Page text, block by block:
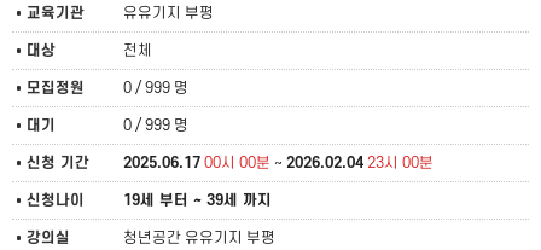
교육기관 유유기지 부평
대상 전체
모집정원 0 / 999 명
대기 0 / 999 명
신청 기간 2025.06.17 00시 00분 ~ 2026.02.04 23시 00분
신청나이 19세 부터 ~ 39세 까지
강의실 청년공간 유유기지 부평